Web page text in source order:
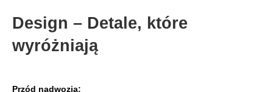
Design – Detale, które
wyróżniają
Przód nadwozia: